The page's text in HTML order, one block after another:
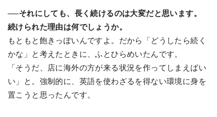
──それにしても、長く続けるのは大変だと思います。
続けられた理由は何でしょうか。
もともと飽きっぽいんですよ。だから「どうしたら続く
かな」と考えたときに、ふとひらめいたんです。
「そうだ、店に海外の方が来る状況を作ってしまえばい
い」と。強制的に、英語を使わざるを得ない環境に身を
置こうと思ったんです。